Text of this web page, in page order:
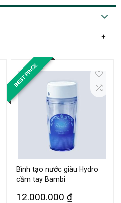
BEST PRICE
Bình tạo nước giàu Hydro
cầm tay Bambi
12.000.000₫